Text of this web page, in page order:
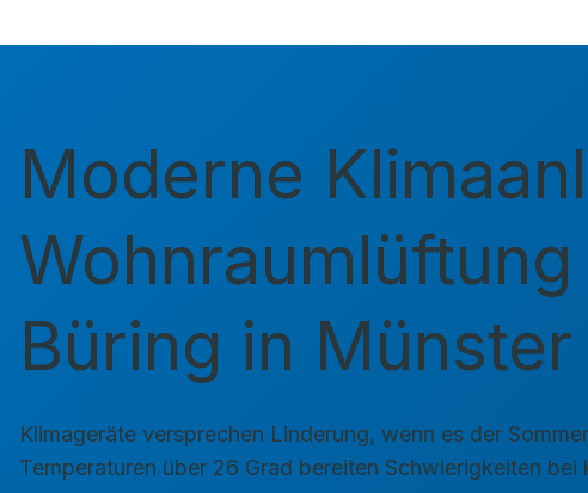
Moderne
Büring in Münster
Klimageräte versprechen Linderung, wenn es der
Temperaturen über 26 Grad bereiten Schwierigkeiten